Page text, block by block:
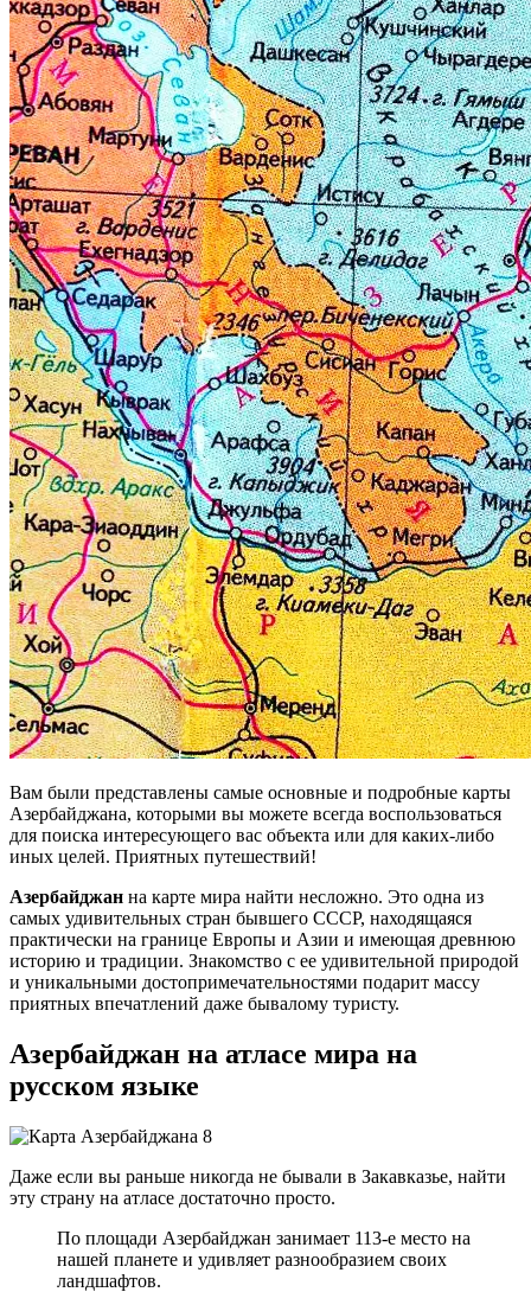
Вам были представлены самые основные и подробные карты
Азербайджана, которыми вы можете всегда воспользоваться
для поиска интересующего вас объекта или для каких-либо
иных целей. Приятных путешествий!
Азербайджан на карте мира найти несложно. Это одна из
самых удивительных стран бывшего СССР, находящаяся
практически на границе Европы и Азии и имеющая древнюю
историю и традиции. Знакомство с ее удивительной природой
и уникальными достопримечательностями подарит массу
приятных впечатлений даже бывалому туристу.
Азербайджан на атласе мира на
русском языке
Даже если вы раньше никогда не бывали в Закавказье, найти
эту страну на атласе достаточно просто.
По площади Азербайджан занимает 113-е место на
нашей планете и удивляет разнообразием своих
ландшафтов.